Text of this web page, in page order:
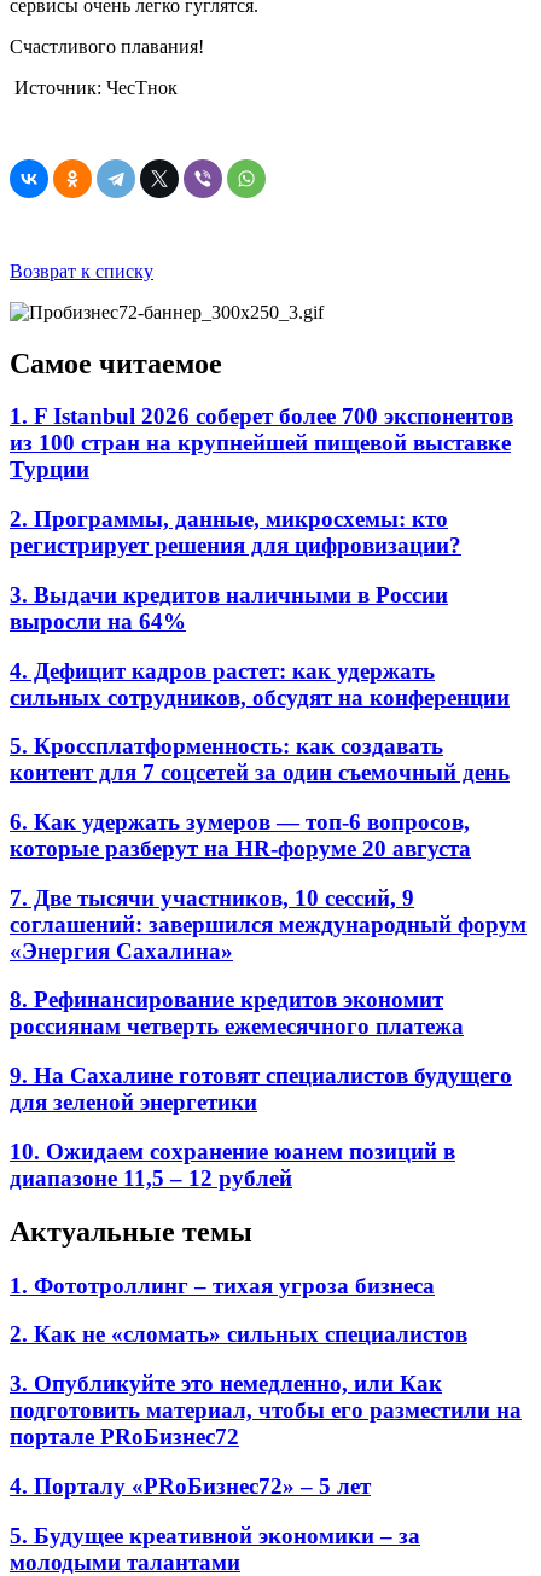
сервисы очень легко гуглятся.
Счастливого плавания!
Источник: ЧесТнок
Возврат к списку
Самое читаемое
1. F Istanbul 2026 соберет более 700 экспонентов
из 100 стран на крупнейшей пищевой выставке
Турции
2. Программы, данные, микросхемы: кто
регистрирует решения для цифровизации?
3. Выдачи кредитов наличными в России
выросли на 64%
4. Дефицит кадров растет: как удержать
сильных сотрудников, обсудят на конференции
5. Кроссплатформенность: как создавать
контент для 7 соцсетей за один съемочный день
6. Как удержать зумеров — топ-6 вопросов,
которые разберут на HR-форуме 20 августа
7. Две тысячи участников, 10 сессий, 9
соглашений: завершился международный форум
«Энергия Сахалина»
8. Рефинансирование кредитов экономит
россиянам четверть ежемесячного платежа
9. На Сахалине готовят специалистов будущего
для зеленой энергетики
10. Ожидаем сохранение юанем позиций в
диапазоне 11,5 – 12 рублей
Актуальные темы
1. Фототроллинг – тихая угроза бизнеса
2. Как не «сломать» сильных специалистов
3. Опубликуйте это немедленно, или Как
подготовить материал, чтобы его разместили на
портале PRоБизнес72
4. Порталу «PRоБизнес72» – 5 лет
5. Будущее креативной экономики – за
молодыми талантами